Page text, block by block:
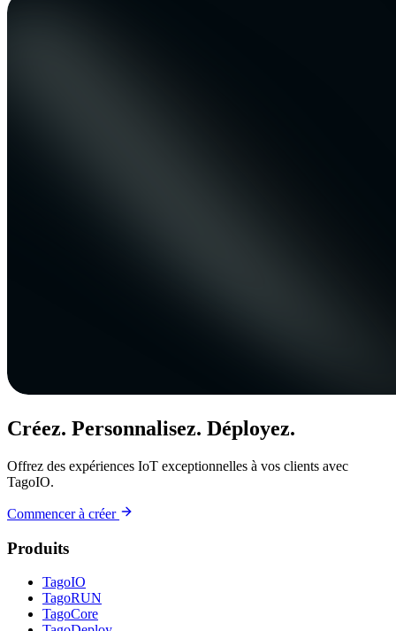
Créez. Personnalisez. Déployez.
Offrez des expériences IoT exceptionnelles à vos clients avec
TagoIO.
Commencer à créer
Produits
TagoIO
TagoRUN
TagoCore